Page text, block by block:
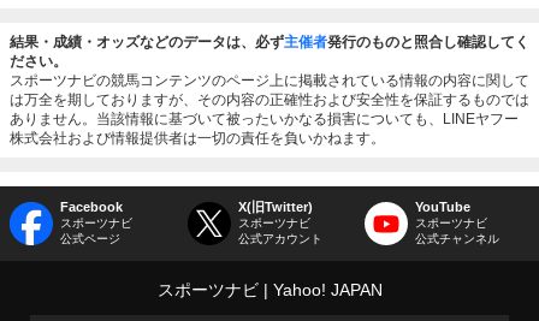
結果・成績・オッズなどのデータは、必ず主催者発行のものと照合し確認してく
ださい。
スポーツナビの競馬コンテンツのページ上に掲載されている情報の内容に関して
は万全を期しておりますが、その内容の正確性および安全性を保証するものでは
ありません。当該情報に基づいて被ったいかなる損害についても、LINEヤフー
株式会社および情報提供者は一切の責任を負いかねます。
Facebook
スポーツナビ
公式ページ
X(旧Twitter)
スポーツナビ
公式アカウント
YouTube
スポーツナビ
公式チャンネル
スポーツナビ Yahoo! JAPAN